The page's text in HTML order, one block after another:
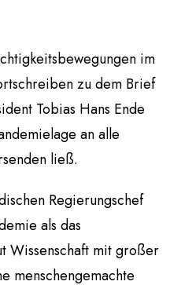
im
zu dem Brief
Tobias Hans Ende
an alle
ließ.
Regierungschef
als das
Wissenschaft mit großer
menschengemachte